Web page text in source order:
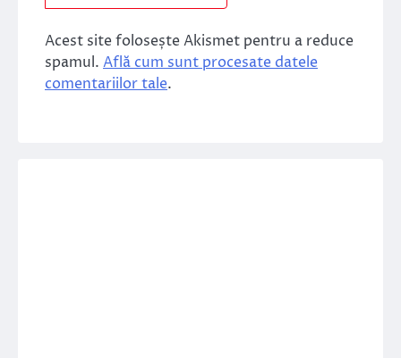
Acest site folosește Akismet pentru a reduce
spamul. Află cum sunt procesate datele
comentariilor tale.